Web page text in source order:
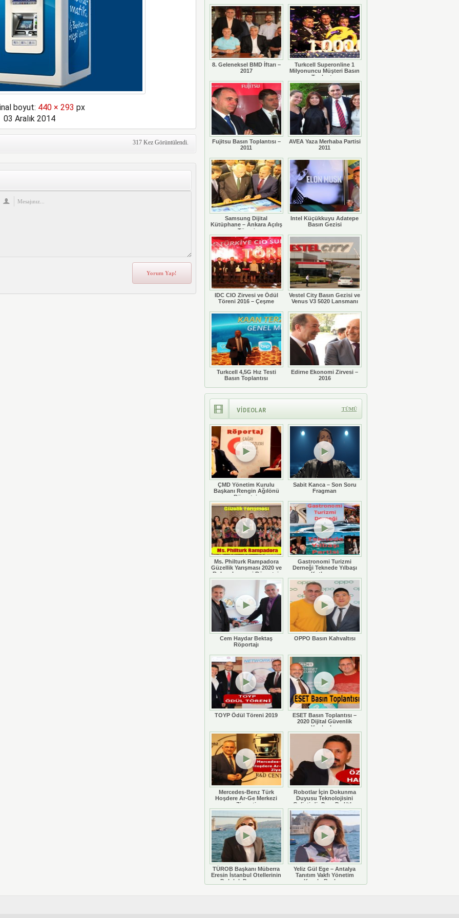
boyut: 440 × 293 px
03 Aralık 2014
317 Kez Görüntülendi.
8. Geleneksel BMD İftarı –
2017
Turkcell Superonline 1
Milyonuncu Müşteri Basın
Toplantısı
Fujitsu Basın Toplantısı –
2011
AVEA Yaza Merhaba Partisi
2011
Samsung Dijital
Kütüphane – Ankara Açılış
Töreni
Intel Küçükkuyu Adatepe
Basın Gezisi
IDC CIO Zirvesi ve Ödül
Töreni 2016 – Çeşme
Vestel City Basın Gezisi ve
Venus V3 5020 Lansmanı
Turkcell 4,5G Hız Testi
Basın Toplantısı
Edirne Ekonomi Zirvesi –
2016
VİDEOLAR TÜMÜ
ÇMD Yönetim Kurulu
Başkanı Rengin Ağılönü
Röportajı
Sabit Kanca – Son Soru
Fragman
Ms. Philturk Rampadora
Güzellik Yarışması 2020 ve
Rohan Legaspi Röportajı
Gastronomi Turizmi
Derneği Teknede Yılbaşı
Kutlaması
Cem Haydar Bektaş
Röportajı
OPPO Basın Kahvaltısı
TOYP Ödül Töreni 2019
ESET Basın Toplantısı –
2020 Dijital Güvenlik
Yazılımları
Mercedes-Benz Türk
Hoşdere Ar-Ge Merkezi
Ziyareti
Robotlar İçin Dokunma
Duyusu Teknolojisini
Geliştirdi: Doç. Dr. Utku
Büyükşahin
TÜROB Başkanı Müberra
Eresin İstanbul Otellerinin
Doluluk Durumunu
Yeliz Gül Ege – Antalya
Tanıtım Vakfı Yönetim
Kurulu Başkanı